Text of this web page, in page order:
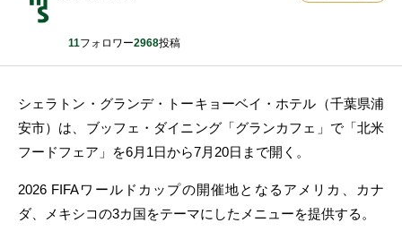
11フォロワー2968投稿
シェラトン・グランデ・トーキョーベイ・ホテル（千葉県浦
安市）は、ブッフェ・ダイニング「グランカフェ」で「北米
フードフェア」を6月1日から7月20日まで開く。
2026 FIFAワールドカップの開催地となるアメリカ、カナ
ダ、メキシコの3カ国をテーマにしたメニューを提供する。